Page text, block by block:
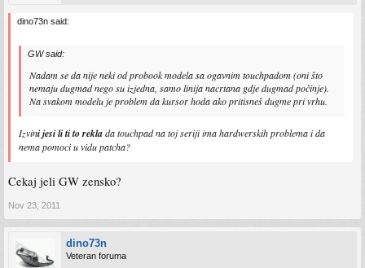
dino73n said:
GW said:
Nadam se da nije neki od probook modela sa ogavnim touchpadom (oni što
nemaju dugmad nego su izjedna, samo linija nacrtana gdje dugmad počinje).
Na svakom modelu je problem da kursor hoda ako pritisneš dugme pri vrhu.
Izvini jesi li ti to reklada touchpad na toj seriji ima hardwerskih problema i da
nema pomoci u vidu patcha?
Cekaj jeli GW zensko?
Nov 23, 2011
dino73n
Veteran foruma